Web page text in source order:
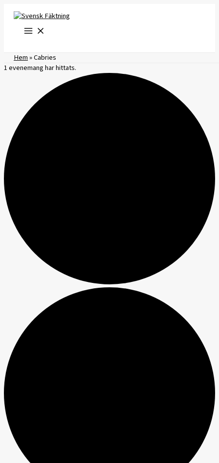
innehåll
Hem»Cabries
1 evenemang har hittats.